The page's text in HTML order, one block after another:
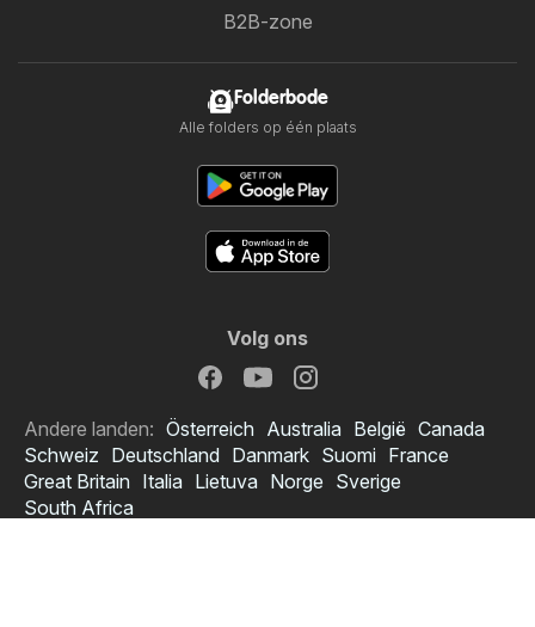
B2B-zone
Folderbode
Alle folders op één plaats
Volg ons
Andere landen: Österreich Australia België Canada
Schweiz Deutschland Danmark Suomi France
Great Britain Italia Lietuva Norge Sverige
South Africa